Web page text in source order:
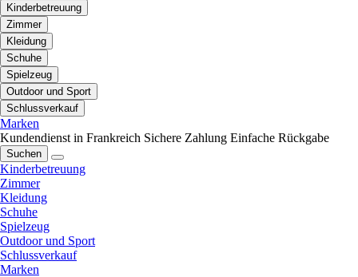
Kinderbetreuung
Zimmer
Kleidung
Schuhe
Spielzeug
Outdoor und Sport
Schlussverkauf
Marken
Kundendienst in Frankreich Sichere Zahlung Einfache Rückgabe
Suchen
Kinderbetreuung
Zimmer
Kleidung
Schuhe
Spielzeug
Outdoor und Sport
Schlussverkauf
Marken